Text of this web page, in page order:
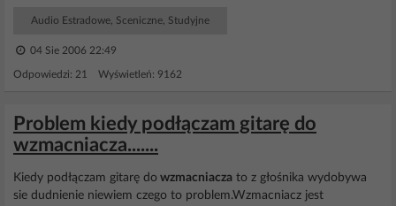
Audio Estradowe, Sceniczne, Studyjne
04 Sie 2006 22:49
Odpowiedzi: 21 Wyświetleń: 9162
Problem kiedy podłączam gitarę do
wzmacniacza.......
Kiedy podłączam gitarę do wzmacniacza to z głośnika wydobywa
sie dudnienie niewiem czego to problem.Wzmacniacz jest